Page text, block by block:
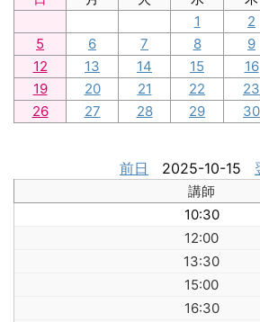
1
2
5
6 7 8 9
12
13 14 15 16
19
20 21 22 23
26
27 28 29 30
前日 2025-10-15
講師
10:30
12:00
13:30
15:00
16:30